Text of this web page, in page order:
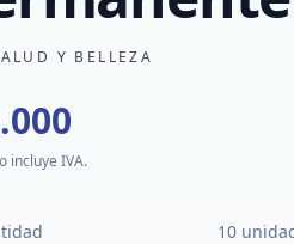
Y BELLEZA
incluye IVA.
10